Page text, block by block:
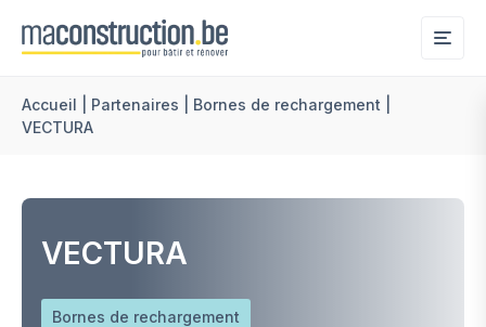
Accueil Partenaires Bornes de rechargement
VECTURA
VECTURA
Bornes de rechargement